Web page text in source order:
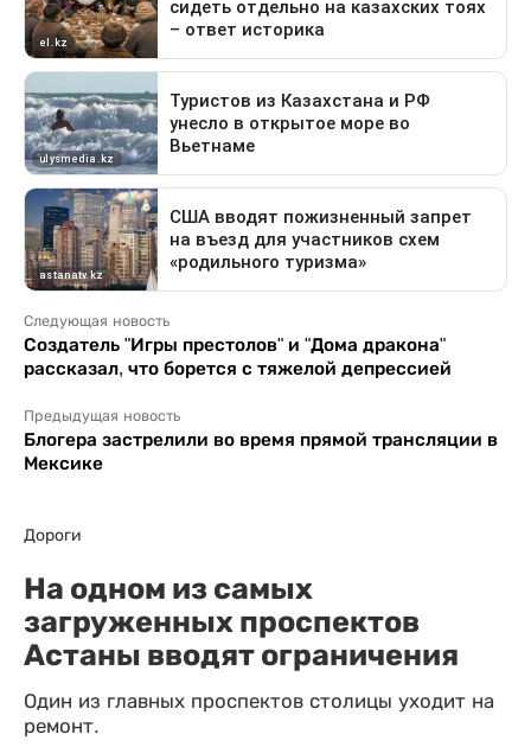
Следующая новость
Создатель "Игры престолов" и "Дома дракона"
рассказал, что борется с тяжелой депрессией
Предыдущая новость
Блогера застрелили во время прямой трансляции в
Мексике
Дороги
На одном из самых
загруженных проспектов
Астаны вводят ограничения
Один из главных проспектов столицы уходит на
ремонт.